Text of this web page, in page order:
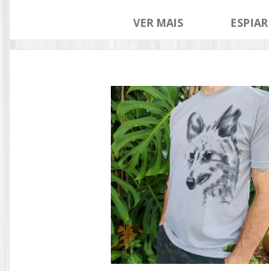
VER MAIS ESPIAR